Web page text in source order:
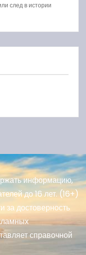
след в истории
информацию,
до 16 лет. (16+)
за достоверность
справочной